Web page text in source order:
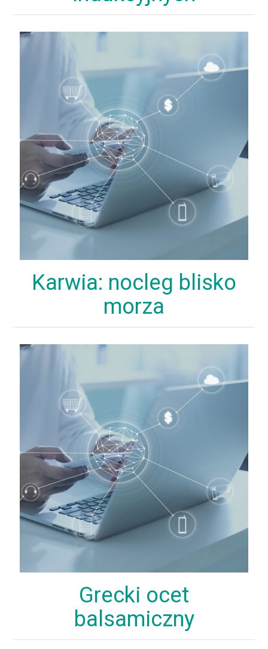
Karwia: nocleg blisko
morza
Grecki ocet
balsamiczny